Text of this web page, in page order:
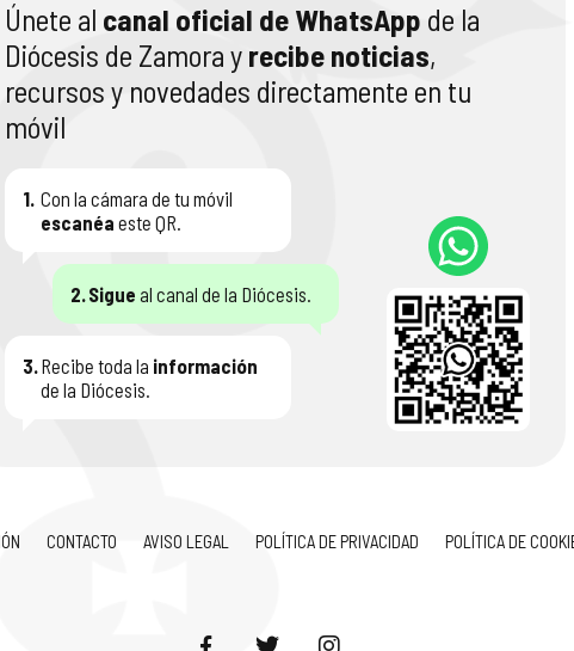
Únete al canal oficial de WhatsApp de la
Diócesis de Zamora y recibe noticias,
recursos y novedades directamente en tu
móvil
1. Con la cámara de tu móvil
escanéa este QR.
2.Sigue al canal de la Diócesis.
3.Recibe toda la información
de la Diócesis.
CONTACTO AVISO LEGAL POLÍTICA DE PRIVACIDAD POLÍTICA DE